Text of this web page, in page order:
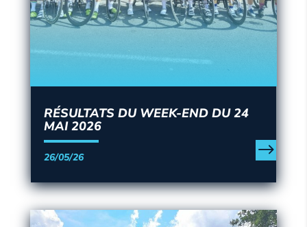
RÉSULTATS DU WEEK-END DU 24
MAI 2026
26/05/26